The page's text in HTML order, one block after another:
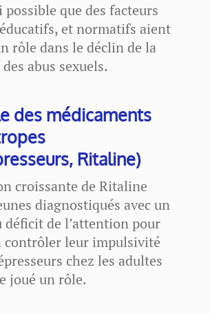
que des facteurs
et normatifs aient
rôle dans le déclin de la
abus sexuels.
des médicaments
Ritaline)
croissante de Ritaline
diagnostiqués avec un
déficit de l’attention pour
contrôler leur impulsivité
chez les adultes
joué un rôle.